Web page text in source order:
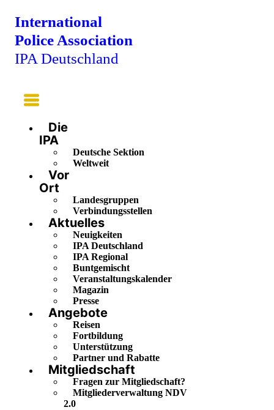
International
Police Association
IPA Deutschland
Main
Menu
Die
IPA
Deutsche Sektion
Weltweit
Vor
Ort
Landesgruppen
Verbindungsstellen
Aktuelles
Neuigkeiten
IPA Deutschland
IPA Regional
Buntgemischt
Veranstaltungskalender
Magazin
Presse
Angebote
Reisen
Fortbildung
Unterstützung
Partner und Rabatte
Mitgliedschaft
Fragen zur Mitgliedschaft?
Mitgliederverwaltung NDV
2.0